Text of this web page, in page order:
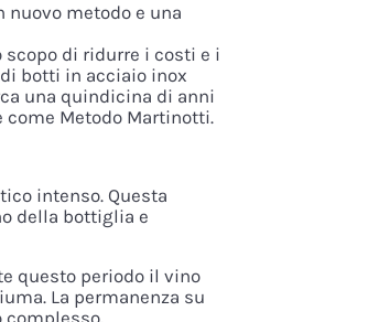
nuovo metodo e una
scopo di ridurre i costi e i
botti in acciaio inox
una quindicina di anni
Metodo Martinotti.
intenso. Questa
della bottiglia e
questo periodo il vino
La permanenza su